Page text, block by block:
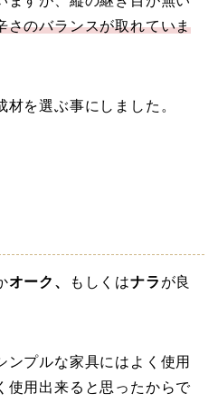
さのバランスが取れていま
を選ぶ事にしました。
オーク、 もしくはナラ が良
ンプルな家具にはよく使用
使用出来ると思ったからで